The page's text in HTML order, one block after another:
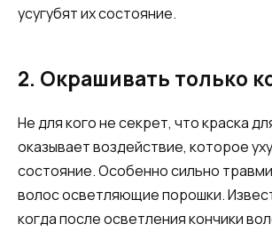
усугубят их состояние.
2. Окрашивать только
Не для кого не секрет, что краска
оказывает воздействие, которое
состояние. Особенно сильно
волос осветляющие порошки.
когда после осветления кончики